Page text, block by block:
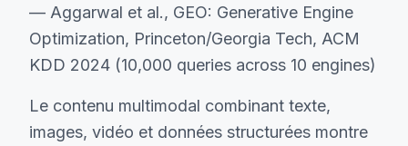
— Aggarwal et al., GEO: Generative Engine
Optimization, Princeton/Georgia Tech, ACM
KDD 2024 (10,000 queries across 10 engines)
Le contenu multimodal combinant texte,
images, vidéo et données structurées montre